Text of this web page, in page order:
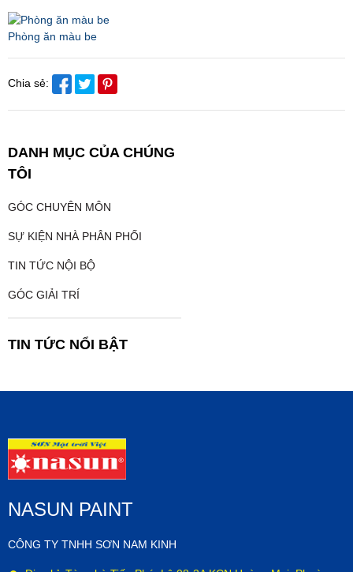
Phòng ăn màu be
Chia sẻ:
DANH MỤC CỦA CHÚNG
TÔI
GÓC CHUYÊN MÔN
SỰ KIỆN NHÀ PHÂN PHỐI
TIN TỨC NỘI BỘ
GÓC GIẢI TRÍ
TIN TỨC NỔI BẬT
NASUN PAINT
CÔNG TY TNHH SƠN NAM KINH